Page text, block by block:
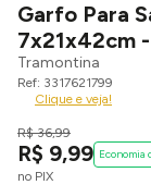
Garfo Para
7x21x42cm
Tramontina
3317621799
Clique e veja!
R$ 36,99
R$ 9,99
no PIX